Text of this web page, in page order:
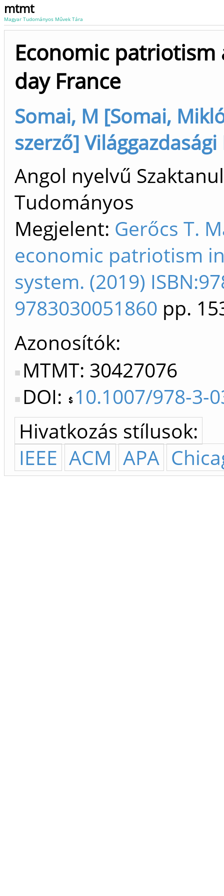
mtmt
Magyar Tudományos Művek Tára
Economic
day France
Somai, M [Somai,
szerző] Világgazdasági
Angol nyelvű
Tudományos
Megjelent: Gerőcs T.
economic patriotism
system. (2019)
9783030051860 pp.
Azonosítók
MTMT: 30427076
DOI: 10.1007/978-3-
Hivatkozás stílusok:
IEEE ACM APA